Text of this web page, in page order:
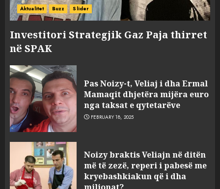
Aktualitet Buzz Slider
Investitori Strategjik Gaz Paja thirret
në SPAK
Pas Noizy-t, Veliaj i dha Ermal
Mamaqit dhjetëra mijëra euro
nga taksat e qytetarëve
FEBRUARY 18, 2025
Noizy braktis Veliajn në ditën
më të zezë, reperi i pabesë me
kryebashkiakun që i dha
sulmuan “One Albania”,
ngjarja u fsheh. A u vodhën
serverat?